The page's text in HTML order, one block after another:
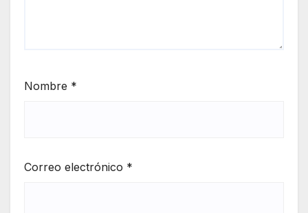
Nombre *
Correo electrónico *